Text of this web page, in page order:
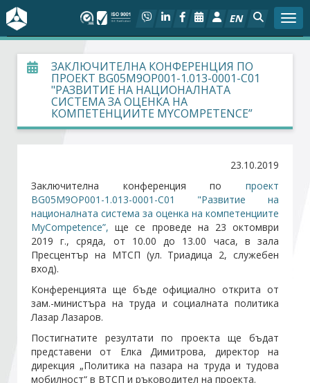
EN
За БСК
На фокус
Актуално
Дейности
Арбитражен съд
Проекти
Членове
Стани член
ЗАКЛЮЧИТЕЛНА КОНФЕРЕНЦИЯ ПО
ПРОЕКТ BG05M9OP001-1.013-0001-С01
"РАЗВИТИЕ НА НАЦИОНАЛНАТА
СИСТЕМА ЗА ОЦЕНКА НА
КОМПЕТЕНЦИИТЕ MYCOMPETENCE”
23.10.2019
Заключителна конференция по проект
BG05M9OP001-1.013-0001-С01 "Развитие на
националната система за оценка на компетенциите
MyCompetence”, ще се проведе на 23 октомври
2019 г., сряда, от 10.00 до 13.00 часа, в зала
Пресцентър на МТСП (ул. Триадица 2, служебен
вход).
Конференцията ще бъде официално открита от
зам.-министъра на труда и социалната политика
Лазар Лазаров.
Постигнатите резултати по проекта ще бъдат
представени от Елка Димитрова, директор на
дирекция „Политика на пазара на труда и тудова
мобилност“ в ВТСП и ръководител на проекта.